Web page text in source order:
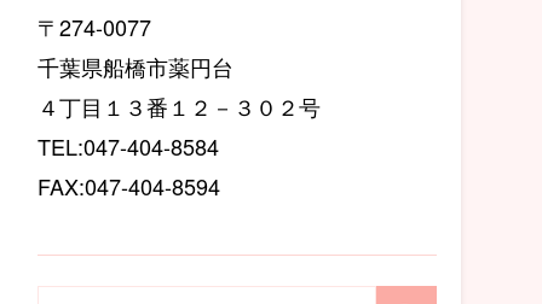
〒274-0077
千葉県船橋市薬円台
４丁目１３番１２－３０２号
TEL:047-404-8584
FAX:047-404-8594